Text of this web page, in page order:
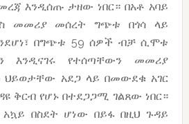
እንዲሰጡ ታዘው ነበር። በአቶ አባይ
መመሪያ መሰረት ግጭቱ በጎሳ ላይ
በግጭቱ 59 ሰዎች ብቻ ሲሞቱ
የተሰጣቸውን መመሪያ
ህይወታቸው አደጋ ላይ በመውደቁ አገር
ቅርብ የሆኑ በተደጋጋሚ ገልጸው ነበር።
በስደት ሆነው በይፋ በዚህ ጉዳይ